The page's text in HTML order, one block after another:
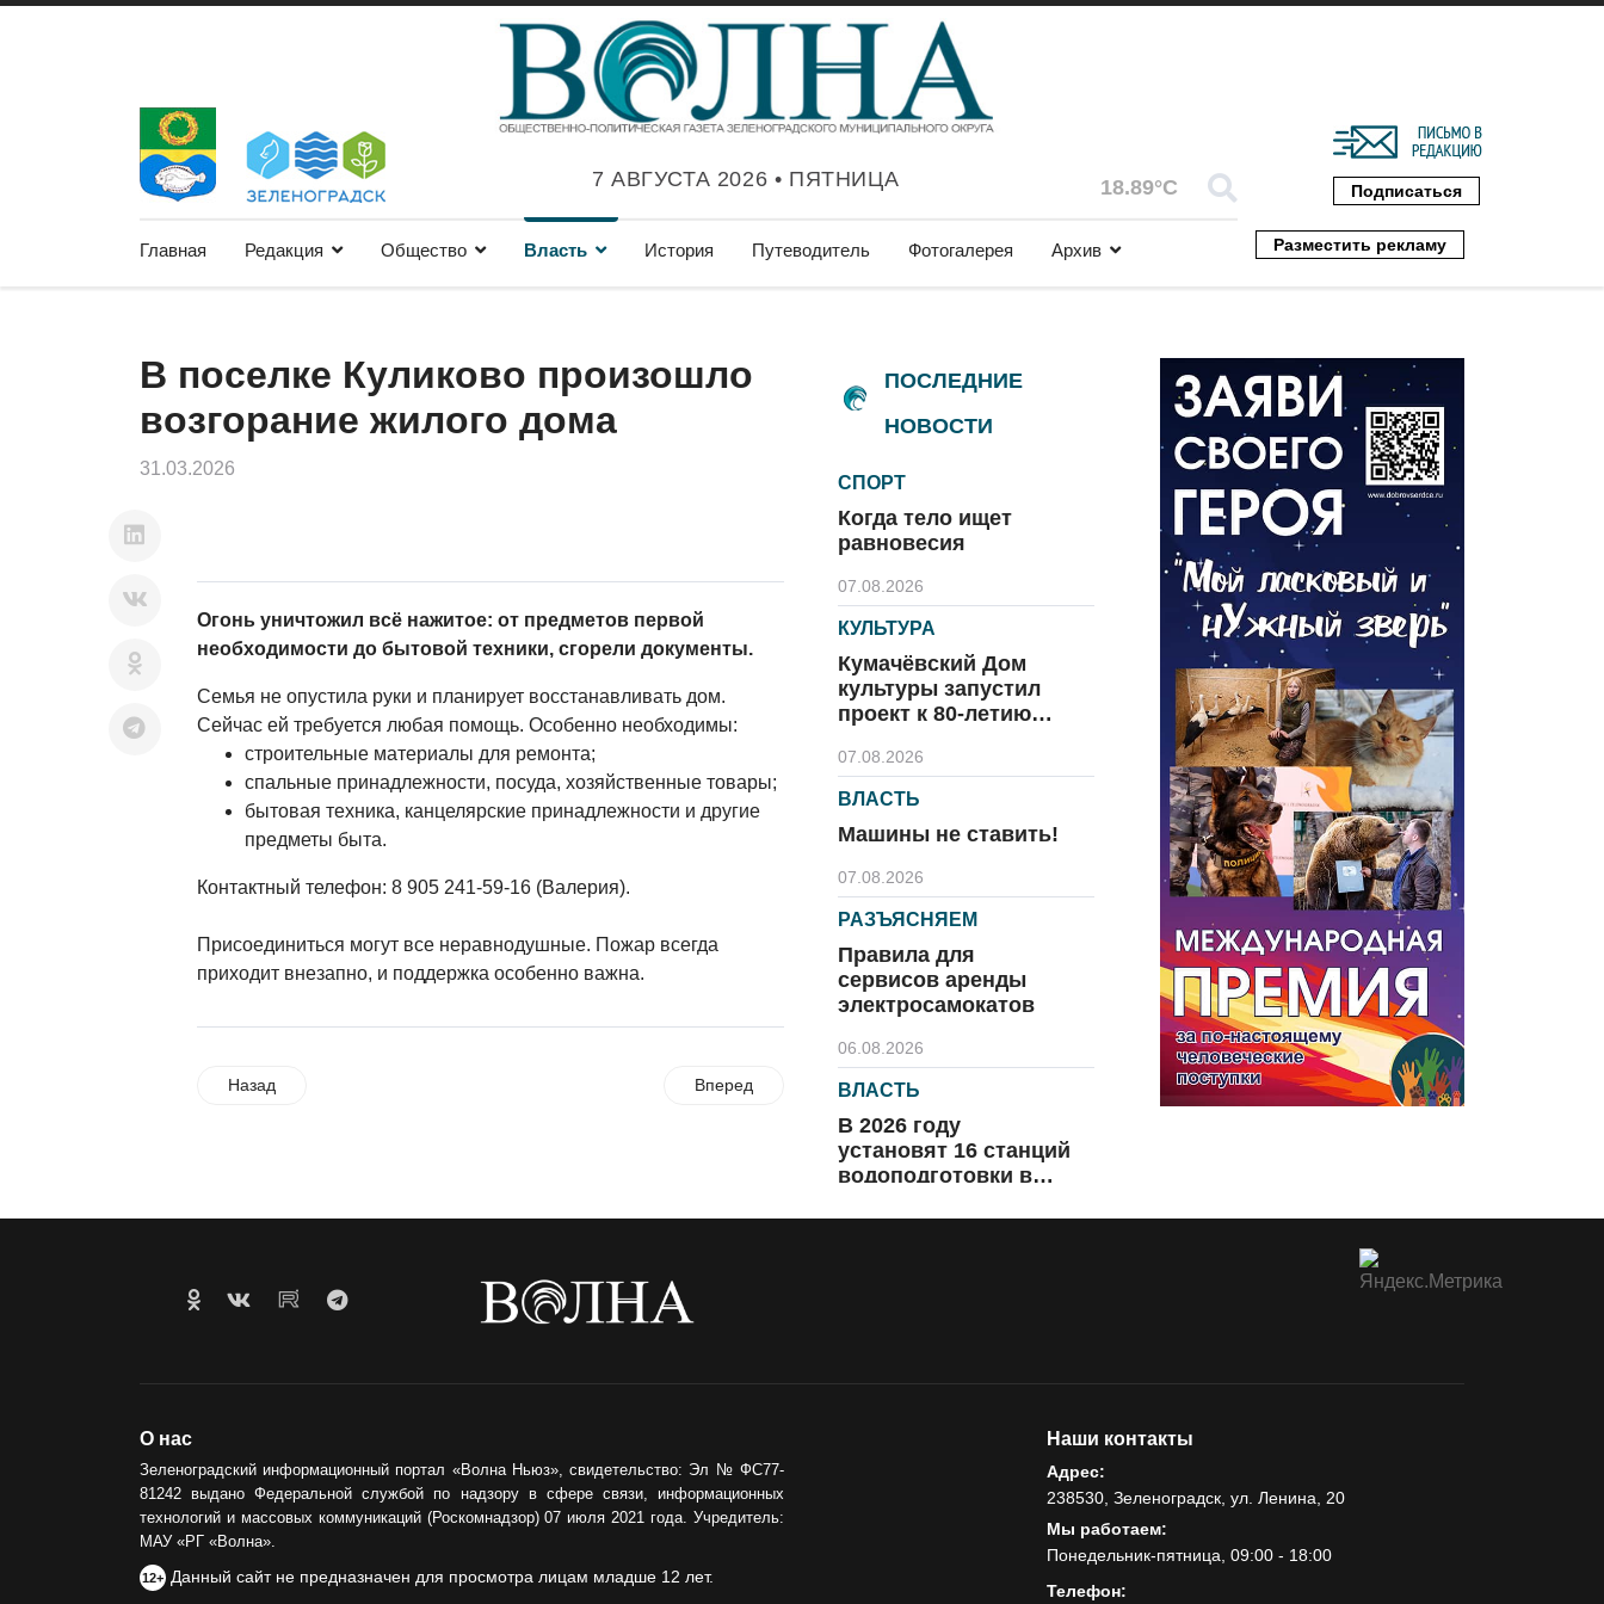
7 АВГУСТА 2026 • ПЯТНИЦА 18.89°C Подписаться
Главная Редакция Общество Власть История Путеводитель Фотогалерея Архив Разместить рекламу
В поселке Куликово произошло
возгорание жилого дома
31.03.2026
Огонь уничтожил всё нажитое: от предметов первой
необходимости до бытовой техники, сгорели документы.
Семья не опустила руки и планирует восстанавливать дом.
Сейчас ей требуется любая помощь. Особенно необходимы:
строительные материалы для ремонта;
спальные принадлежности, посуда, хозяйственные товары;
бытовая техника, канцелярские принадлежности и другие
предметы быта.
Контактный телефон: 8 905 241‑59‑16 (Валерия).
Присоединиться могут все неравнодушные. Пожар всегда
приходит внезапно, и поддержка особенно важна.
Назад Вперед
ПОСЛЕДНИЕ
НОВОСТИ
СПОРТ
Когда тело ищет
равновесия
07.08.2026
КУЛЬТУРА
Кумачёвский Дом
культуры запустил
проект к 80-летию
07.08.2026
ВЛАСТЬ
Машины не ставить!
07.08.2026
РАЗЪЯСНЯЕМ
Правила для
сервисов аренды
электросамокатов
06.08.2026
ВЛАСТЬ
В 2026 году
установят 16 станций
водоподготовки в
06.08.2026
О нас
Зеленоградский информационный портал «Волна Ньюз», свидетельство: Эл № ФС77-
81242 выдано Федеральной службой по надзору в сфере связи, информационных
технологий и массовых коммуникаций (Роскомнадзор) 07 июля 2021 года. Учредитель:
МАУ «РГ «Волна».
12+ Данный сайт не предназначен для просмотра лицам младше 12 лет.
Наши контакты
Адрес:
238530, Зеленоградск, ул. Ленина, 20
Мы работаем:
Понедельник-пятница, 09:00 - 18:00
Телефон: